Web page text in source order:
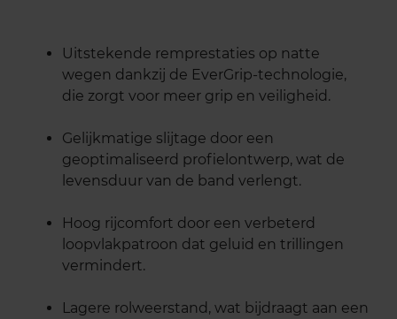
Uitstekende remprestaties op natte
wegen dankzij de EverGrip-technologie,
die zorgt voor meer grip en veiligheid.
Gelijkmatige slijtage door een
geoptimaliseerd profielontwerp, wat de
levensduur van de band verlengt.
Hoog rijcomfort door een verbeterd
loopvlakpatroon dat geluid en trillingen
vermindert.
Lagere rolweerstand, wat bijdraagt aan een